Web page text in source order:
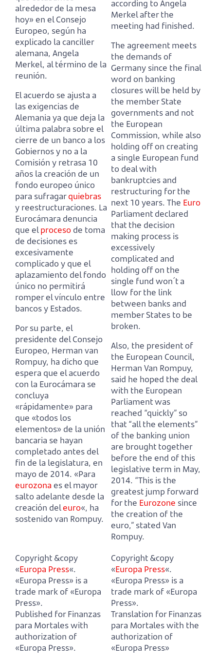
alrededor de la mesa
hoy» en el Consejo
Europeo, según ha
explicado la canciller
alemana, Angela
Merkel, al término de la
reunión.
El acuerdo se ajusta a
las exigencias de
Alemania ya que deja la
última palabra sobre el
cierre de un banco a los
Gobiernos y no a la
Comisión y retrasa 10
años la creación de un
fondo europeo único
para sufragarquiebras
y reestructuraciones. La
Eurocámara denuncia
que elproceso de toma
de decisiones es
excesivamente
complicado y que el
aplazamiento del fondo
único no permitirá
romper el vínculo entre
bancos y Estados.
Por su parte, el
presidente del Consejo
Europeo, Herman van
Rompuy, ha dicho que
espera que el acuerdo
con la Eurocámara se
concluya
«rápidamente» para
que «todos los
elementos» de la unión
bancaria se hayan
completado antes del
fin de la legislatura, en
mayo de 2014. «Para
eurozona es el mayor
salto adelante desde la
creación deleuro«, ha
sostenido van Rompuy.
according to Angela
Merkel after the
meeting had finished.
The agreement meets
the demands of
Germany since the final
word on banking
closures will be held by
the member State
governments and not
the European
Commission, while also
holding off on creating
a single European fund
to deal with
bankruptcies and
restructuring for the
next 10 years. The Euro
Parliament declared
that the decision
making process is
excessively
complicated and
holding off on the
single fund won´t a
llow for the link
between banks and
member States to be
broken.
Also, the president of
the European Council,
Herman Van Rompuy,
said he hoped the deal
with the European
Parliamentwas
reached “quickly” so
that “all the elements”
of the banking union
are brought together
before the end of this
legislative term in May,
2014. “This is the
greatest jump forward
for the Eurozone since
the creation of the
euro,” stated Van
Rompuy.
Copyright &copy
«Europa Press«.
«Europa Press» is a
trade mark of «Europa
Press».
Published for Finanzas
para Mortales with
authorization of
«Europa Press».
Copyright &copy
«Europa Press«.
«Europa Press» is a
trade mark of «Europa
Press».
Translation for Finanzas
para Mortales with the
authorization of
«Europa Press»